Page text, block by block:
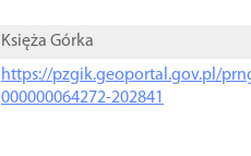
Księża Górka
https://pzgik.geoportal.gov.pl/
000000064272-202841